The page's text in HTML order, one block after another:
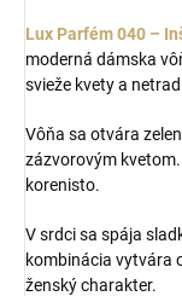
Lux Parfém 040 –
moderná dámska
svieže kvety a
Vôňa sa otvára
zázvorovým
korenisto.
V srdci sa spája
kombinácia vytvára
ženský charakter.